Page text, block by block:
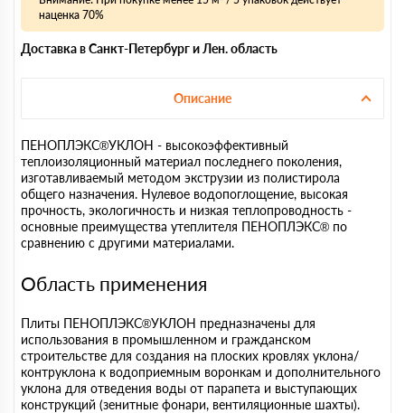
наценка 70%
Доставка в Санкт-Петербург и Лен. область
Описание
ПЕНОПЛЭКС®УКЛОН - высокоэффективный
теплоизоляционный материал последнего поколения,
изготавливаемый методом экструзии из полистирола
общего назначения. Нулевое водопоглощение, высокая
прочность, экологичность и низкая теплопроводность -
основные преимущества утеплителя ПЕНОПЛЭКС® по
сравнению с другими материалами.
Область применения
Плиты ПЕНОПЛЭКС®УКЛОН предназначены для
использования в промышленном и гражданском
строительстве для создания на плоских кровлях уклона/
контруклона к водоприемным воронкам и дополнительного
уклона для отведения воды от парапета и выступающих
конструкций (зенитные фонари, вентиляционные шахты).